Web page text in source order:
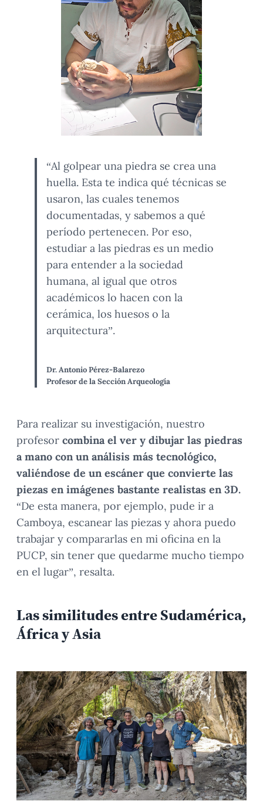
“Al golpear una piedra se crea una
huella. Esta te indica qué técnicas se
usaron, las cuales tenemos
documentadas, y sabemos a qué
período pertenecen. Por eso,
estudiar a las piedras es un medio
para entender a la sociedad
humana, al igual que otros
académicos lo hacen con la
cerámica, los huesos o la
arquitectura”.
Dr. Antonio Pérez-Balarezo
Profesor de la Sección Arqueología
Para realizar su investigación, nuestro
profesor combina el ver y dibujar las piedras
a mano con un análisis más tecnológico,
valiéndose de un escáner que convierte las
piezas en imágenes bastante realistas en 3D.
“De esta manera, por ejemplo, pude ir a
Camboya, escanear las piezas y ahora puedo
trabajar y compararlas en mi oficina en la
PUCP, sin tener que quedarme mucho tiempo
en el lugar”, resalta.
Las similitudes entre Sudamérica,
África y Asia